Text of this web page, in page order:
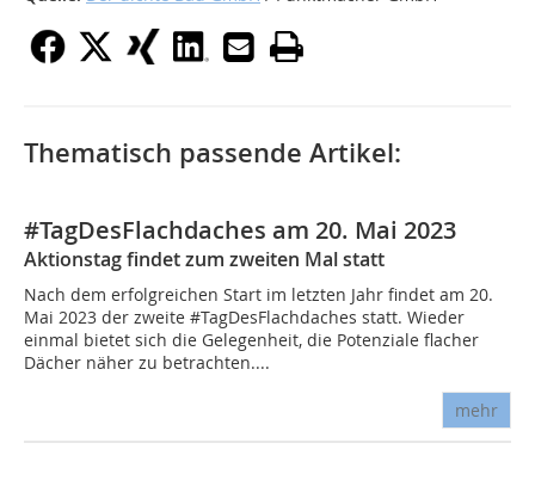
Thematisch passende Artikel:
#TagDesFlachdaches am 20. Mai 2023
Aktionstag findet zum zweiten Mal statt
Nach dem erfolgreichen Start im letzten Jahr findet am 20.
Mai 2023 der zweite #TagDesFlachdaches statt. Wieder
einmal bietet sich die Gelegenheit, die Potenziale flacher
Dächer näher zu betrachten....
mehr